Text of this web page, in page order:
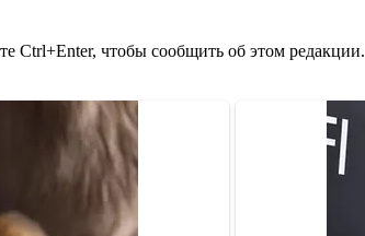
Ctrl+Enter, чтобы сообщить об этом редакции.